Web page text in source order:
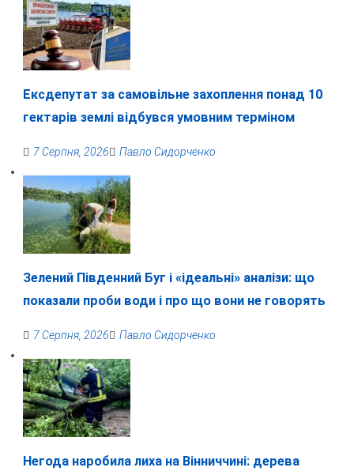
Ексдепутат за самовільне захоплення понад 10
гектарів землі відбувся умовним терміном
7 Серпня, 2026 Павло Сидорченко
Зелений Південний Буг і «ідеальні» аналізи: що
показали проби води і про що вони не говорять
7 Серпня, 2026 Павло Сидорченко
Негода наробила лиха на Вінниччині: дерева